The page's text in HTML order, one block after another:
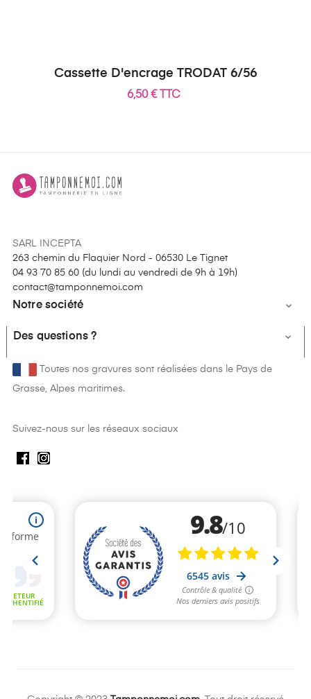
Cassette D'encrage TRODAT 6/56
6,50 € TTC
SARL INCEPTA
263 chemin du Flaquier Nord - 06530 Le Tignet
04 93 70 85 60 (du lundi au vendredi de 9h à 19h)
contact@tamponnemoi.com
Notre société 
Des questions ? 
Toutes nos gravures sont réalisées dans le Pays de
Grasse, Alpes maritimes.
Suivez-nous sur les réseaux sociaux